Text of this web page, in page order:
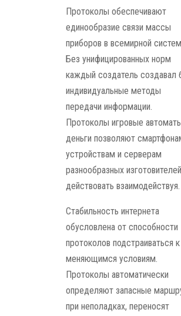
Протоколы обеспечивают
единообразие связи массы
приборов в всемирной
Без унифицированных норм
каждый создатель создавал
индивидуальные методы
передачи информации.
Протоколы игровые
деньги позволяют
устройствам и серверам
разнообразных изготовителей
действовать взаимодействуя.
Стабильность интернета
обусловлена от способности
протоколов подстраиваться к
меняющимся условиям.
Протоколы автоматически
определяют запасные
при неполадках, переносят